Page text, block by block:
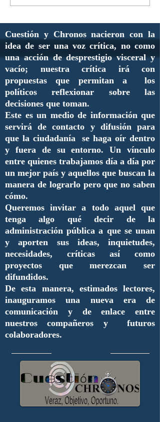
Cuestión y Chronos nacieron con la
idea de ser una voz crítica, no como
una acción de desprestigio visceral y
vacío; nuestra crítica irá con
propuestas que permitan a los
políticos reflexionar sobre las
decisiones que toman.
Este es un medio de información que
servirá de contacto y difusión para
que la ciudadanía se haga oír dentro
y fuera de su entorno. Un vínculo
entre quienes trabajamos día a día por
un mejor país y aquellos que buscan la
manera de lograrlo pero que no saben
cómo.
Queremos invitar a todo aquel que
tenga algo qué decir de la
administración pública a que se unan
y aporten sus ideas, inquietudes,
necesidades, críticas así como
proyectos que merezcan ser
difundidos.
De esta manera, estimados lectores,
inauguramos una nueva era de
comunicación y de enlace entre
nuestros compañeros y futuros
colaboradores.